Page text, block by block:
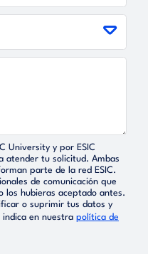
University y por ESIC
atender tu solicitud. Ambas
parte de la red ESIC.
de comunicación que
los hubieras aceptado antes.
o suprimir tus datos y
en nuestra política de